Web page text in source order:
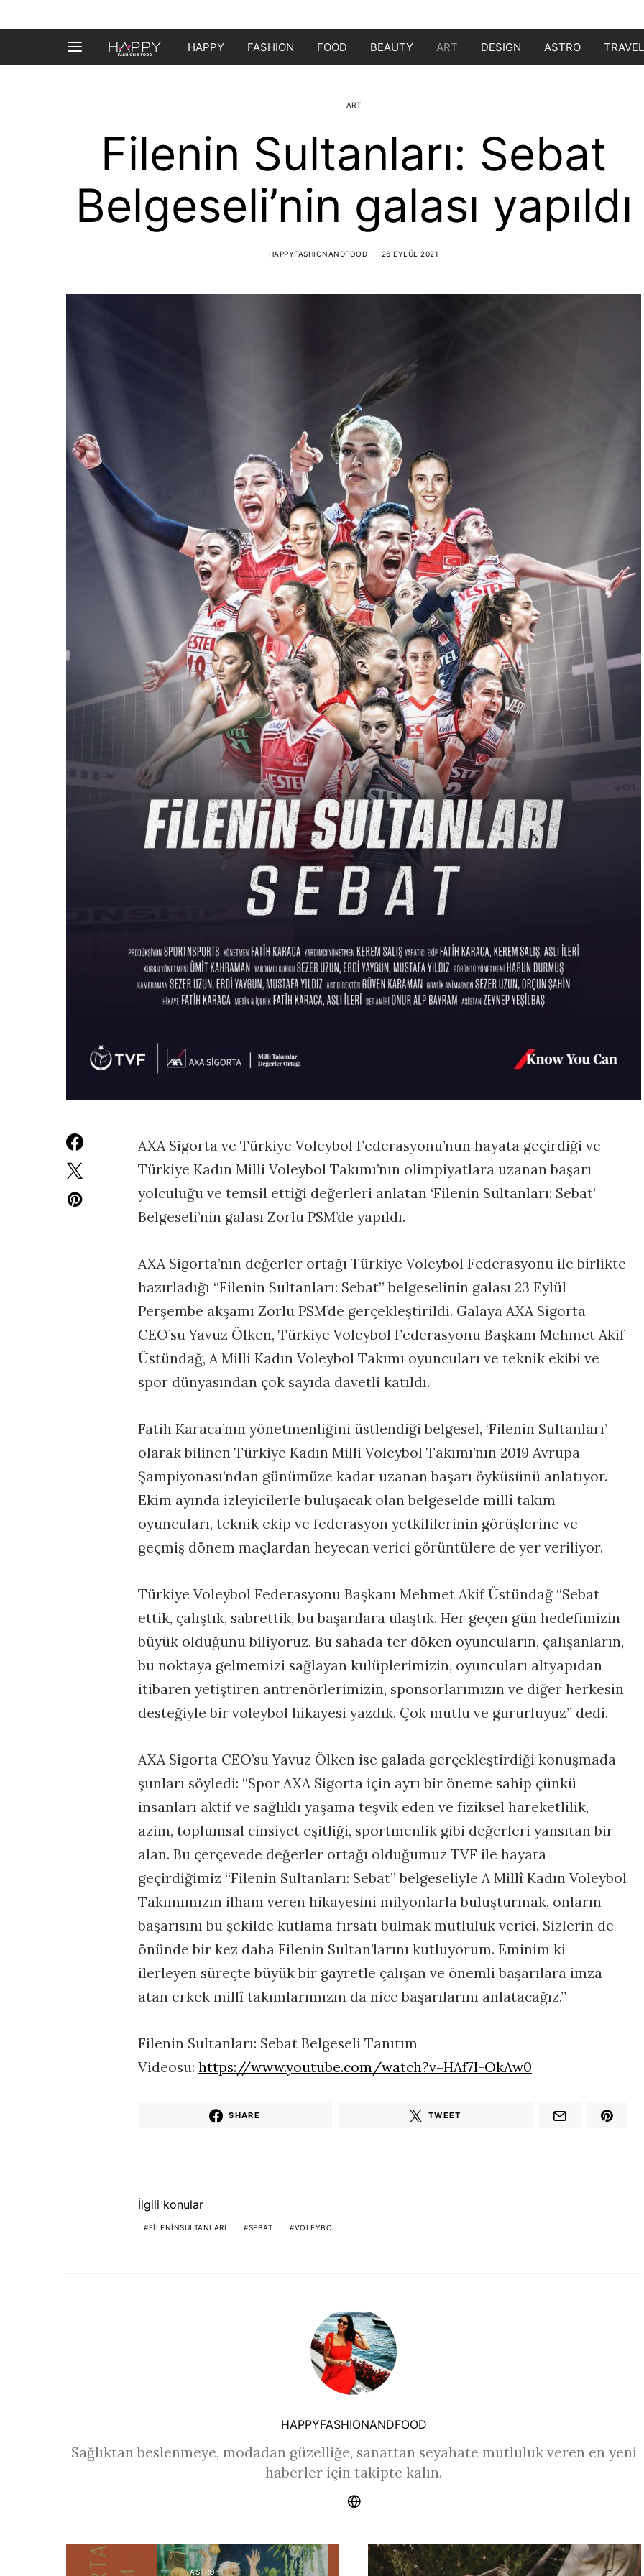
HAPPY FASHION FOOD BEAUTY ART DESIGN ASTRO TRAVEL
ART
Filenin Sultanları: Sebat
Belgeseli’nin galası yapıldı
HAPPYFASHIONANDFOOD 26 EYLÜL 2021
AXA Sigorta ve Türkiye Voleybol Federasyonu’nun hayata geçirdiği ve
Türkiye Kadın Milli Voleybol Takımı’nın olimpiyatlara uzanan başarı
yolculuğu ve temsil ettiği değerleri anlatan ‘Filenin Sultanları: Sebat’
Belgeseli’nin galası Zorlu PSM’de yapıldı.
AXA Sigorta’nın değerler ortağı Türkiye Voleybol Federasyonu ile birlikte
hazırladığı “Filenin Sultanları: Sebat” belgeselinin galası 23 Eylül
Perşembe akşamı Zorlu PSM’de gerçekleştirildi. Galaya AXA Sigorta
CEO’su Yavuz Ölken, Türkiye Voleybol Federasyonu Başkanı Mehmet Akif
Üstündağ, A Milli Kadın Voleybol Takımı oyuncuları ve teknik ekibi ve
spor dünyasından çok sayıda davetli katıldı.
Fatih Karaca’nın yönetmenliğini üstlendiği belgesel, ‘Filenin Sultanları’
olarak bilinen Türkiye Kadın Milli Voleybol Takımı’nın 2019 Avrupa
Şampiyonası’ndan günümüze kadar uzanan başarı öyküsünü anlatıyor.
Ekim ayında izleyicilerle buluşacak olan belgeselde millî takım
oyuncuları, teknik ekip ve federasyon yetkililerinin görüşlerine ve
geçmiş dönem maçlardan heyecan verici görüntülere de yer veriliyor.
Türkiye Voleybol Federasyonu Başkanı Mehmet Akif Üstündağ “Sebat
ettik, çalıştık, sabrettik, bu başarılara ulaştık. Her geçen gün hedefimizin
büyük olduğunu biliyoruz. Bu sahada ter döken oyuncuların, çalışanların,
bu noktaya gelmemizi sağlayan kulüplerimizin, oyuncuları altyapıdan
itibaren yetiştiren antrenörlerimizin, sponsorlarımızın ve diğer herkesin
desteğiyle bir voleybol hikayesi yazdık. Çok mutlu ve gururluyuz” dedi.
AXA Sigorta CEO’su Yavuz Ölken ise galada gerçekleştirdiği konuşmada
şunları söyledi: “Spor AXA Sigorta için ayrı bir öneme sahip çünkü
insanları aktif ve sağlıklı yaşama teşvik eden ve fiziksel hareketlilik,
azim, toplumsal cinsiyet eşitliği, sportmenlik gibi değerleri yansıtan bir
alan. Bu çerçevede değerler ortağı olduğumuz TVF ile hayata
geçirdiğimiz “Filenin Sultanları: Sebat” belgeseliyle A Millî Kadın Voleybol
Takımımızın ilham veren hikayesini milyonlarla buluşturmak, onların
başarısını bu şekilde kutlama fırsatı bulmak mutluluk verici. Sizlerin de
önünde bir kez daha Filenin Sultan’larını kutluyorum. Eminim ki
ilerleyen süreçte büyük bir gayretle çalışan ve önemli başarılara imza
atan erkek millî takımlarımızın da nice başarılarını anlatacağız.”
Filenin Sultanları: Sebat Belgeseli Tanıtım
Videosu: https://www.youtube.com/watch?v=HAf7I-OkAw0
SHARE TWEET
İlgili konular
FILENINSULTANLARI SEBAT VOLEYBOL
HAPPYFASHIONANDFOOD
Sağlıktan beslenmeye, modadan güzelliğe, sanattan seyahate mutluluk veren en yeni
haberler için takipte kalın.
ASTRO